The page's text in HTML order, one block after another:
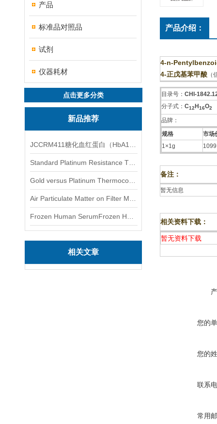
产品
标准品对照品
试剂
仪器耗材
点击更多分类
新品推荐
相关文章
产品介绍：
4-n-
4-正戊基苯甲酸
目录号： CHI-
分子式： C12H 16O2
品牌：
规格
市场
1×1g
备注：
暂无信息
相关资料下载：
暂无资料下载
您的
您的
联系
常用